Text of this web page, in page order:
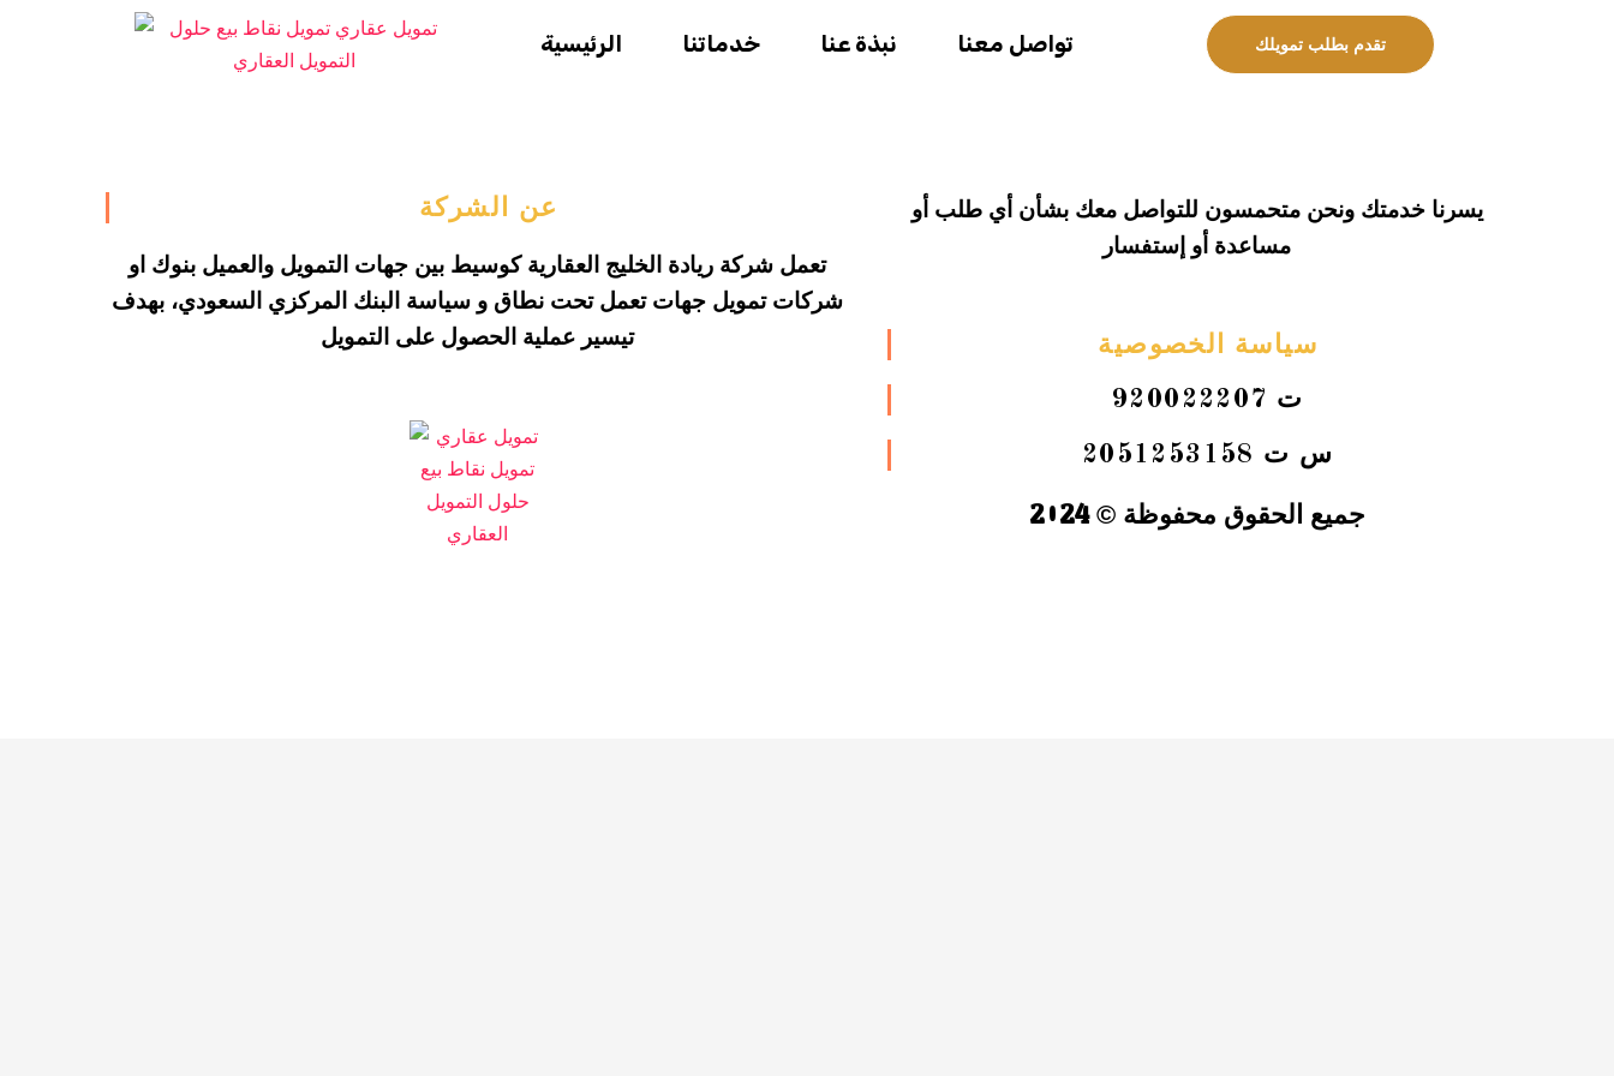
الرئيسية خدماتنا نبذة عنا تواصل معنا تقدم بطلب تمويلك
عن الشركة
تعمل شركة ريادة الخليج العقارية كوسيط بين جهات التمويل والعميل بنوك او
شركات تمويل جهات تعمل تحت نطاق و سياسة البنك المركزي السعودي، بهدف
تيسير عملية الحصول علىالتمويل
يسرنا خدمتك ونحن متحمسون للتواصل معك بشأن أي طلبأو
مساعدة أو إستفسار
سياسة الخصوصية
920022207 ت
س ت 2051253158
جميع الحقوق محفوظة © 2024